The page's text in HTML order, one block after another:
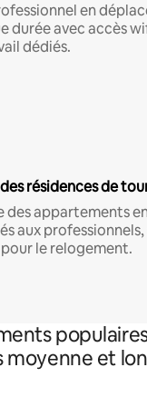
en
durée avec accès
dédiés.
résidences de
des appartements
aux
le relogement.
moyenne et